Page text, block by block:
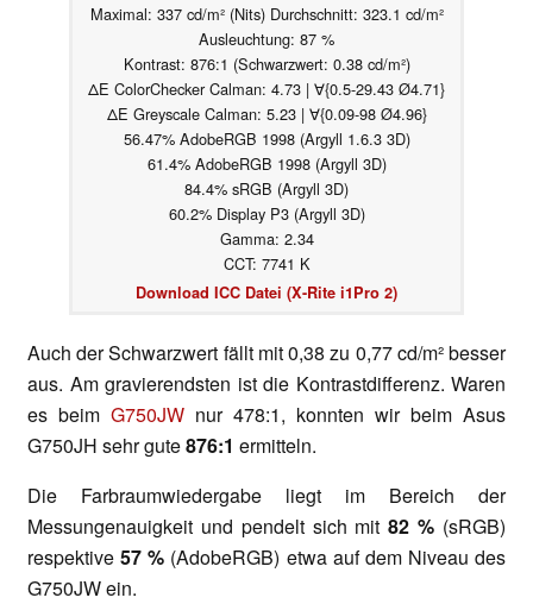
Maximal: 337 cd/m² (Nits) Durchschnitt: 323.1 cd/m²
Ausleuchtung: 87 %
Kontrast: 876:1 (Schwarzwert: 0.38 cd/m²)
ΔE ColorChecker Calman: 4.73 | ∀{0.5-29.43 Ø4.71}
ΔE Greyscale Calman: 5.23 | ∀{0.09-98 Ø4.96}
56.47% AdobeRGB 1998 (Argyll 1.6.3 3D)
61.4% AdobeRGB 1998 (Argyll 3D)
84.4% sRGB (Argyll 3D)
60.2% Display P3 (Argyll 3D)
Gamma: 2.34
CCT: 7741 K
Download ICC Datei (X-Rite i1Pro 2)
Auch der Schwarzwert fällt mit 0,38 zu 0,77 cd/m² besser
aus. Am gravierendsten ist die Kontrastdifferenz. Waren
es beim G750JW nur 478:1, konnten wir beim Asus
G750JH sehr gute876:1 ermitteln.
Die Farbraumwiedergabe liegt im Bereich der
Messungenauigkeit und pendelt sich mit82 % (sRGB)
respektive57 % (AdobeRGB) etwa auf dem Niveau des
G750JW ein.